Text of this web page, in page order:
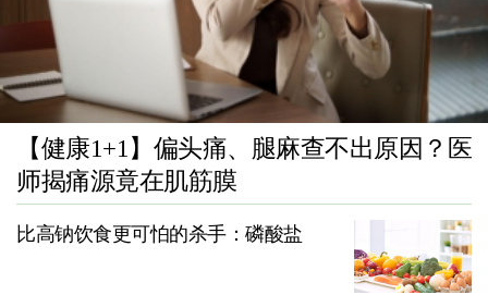
【健康1+1】偏头痛、腿麻查不出原因？医
师揭痛源竟在肌筋膜
比高钠饮食更可怕的杀手：磷酸盐